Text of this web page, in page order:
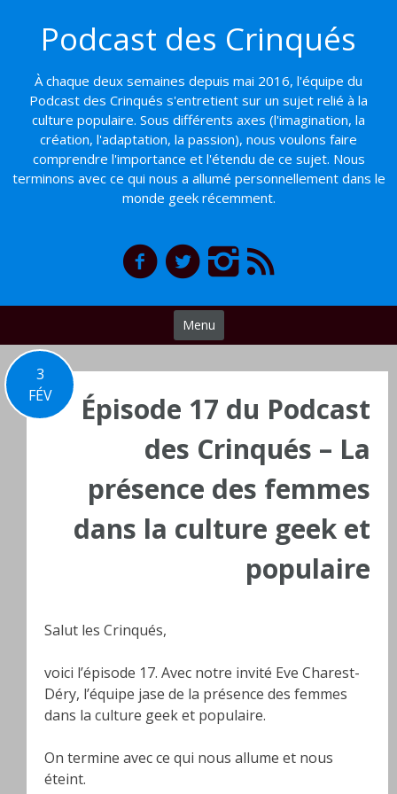
contenu
Podcast des Crinqués
À chaque deux semaines depuis mai 2016, l'équipe du
Podcast des Crinqués s'entretient sur un sujet relié à la
culture populaire. Sous différents axes (l'imagination, la
création, l'adaptation, la passion), nous voulons faire
comprendre l'importance et l'étendu de ce sujet. Nous
terminons avec ce qui nous a allumé personnellement dans le
monde geek récemment.
Menu
3
FÉV
Épisode 17 du Podcast
des Crinqués – La
présence des femmes
dans la culture geek et
populaire
Salut les Crinqués,
voici l’épisode 17. Avec notre invité Eve Charest-
Déry, l’équipe jase de la présence des femmes
dans la culture geek et populaire.
On termine avec ce qui nous allume et nous
éteint.